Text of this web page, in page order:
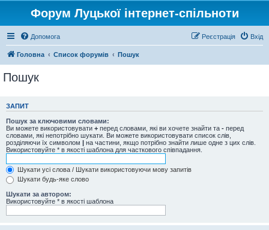
Форум Луцької інтернет-спільноти
Допомога Вхід
Реєстрація
Головна Список форумів Пошук
Пошук
ЗАПИТ
Пошук за ключовими словами:
Ви можете використовувати + перед словами, які ви хочете знайти та - перед
словами, які непотрібно шукати. Ви можете використовувати список слів,
розділяючи їх символом | на частини, якщо потрібно знайти лише одне з цих слів.
Використовуйте * в якості шаблона для часткового співпадання.
Шукати усі слова / Шукати використовуючи мову запитів
Шукати будь-яке слово
Шукати за автором:
Використовуйте * в якості шаблона